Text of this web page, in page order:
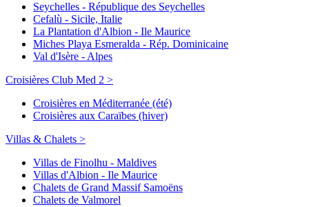
Seychelles - République des Seychelles
Cefalù - Sicile, Italie
La Plantation d'Albion - Ile Maurice
Miches Playa Esmeralda - Rép. Dominicaine
Val d'Isère - Alpes
Croisières Club Med 2 >
Croisières en Méditerranée (été)
Croisières aux Caraïbes (hiver)
Villas & Chalets >
Villas de Finolhu - Maldives
Villas d'Albion - Ile Maurice
Chalets de Grand Massif Samoëns
Chalets de Valmorel